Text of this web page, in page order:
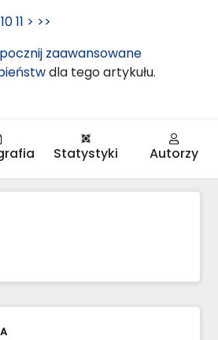
1011 > >>
zaawansowane
dla tego artykułu.
Statystyki Autorzy